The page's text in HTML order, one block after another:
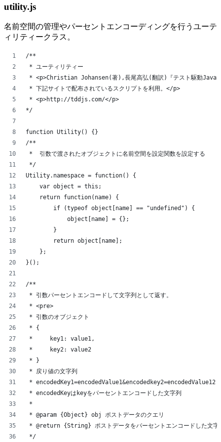
utility.js
名前空間の管理やパーセントエンコーディングを行うユーテ
ィリティークラス。
/**
* ユーティリティー
* <p>Christian Johansen(著),長尾高弘(翻訳)『テスト駆動
* 下記サイトで配布されているスクリプトを利用。</p>
* <p>http://tddjs.com/</p>
*/
function Utility() {}
/**
*  引数で渡されたオブジェクトに名前空間を設定関数を設定する
*/
Utility.namespace = function() {
    var object = this;
    return function(name) {
        if (typeof object[name] == "undefined") {
            object[name] = {};
        }
        return object[name];
    };
}();
/**
* 引数パーセントエンコードして文字列として返す。
* <pre>
* 引数のオブジェクト
* {
*     key1: value1,
*     key2: value2
* }
* 戻り値の文字列
* encodedKey1=encodedValue1&encodedkey2=encodedValue12
* encodedKeyはkeyをパーセントエンコードした文字列
*
* @param {Object} obj ポストデータのクエリ
* @return {String} ポストデータをパーセントエンコードした文字
*/